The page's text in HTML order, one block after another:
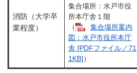
消防（大学卒
業程度）
集合場所：水戸市役
所本庁舎１階
（
集合場所案内
図：水戸市役所本庁
舎 [PDFファイル／71
1KB]）